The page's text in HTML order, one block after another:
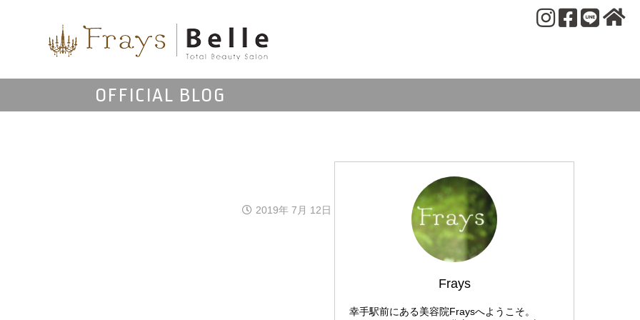
OFFICIAL BLOG
2019年 7月 12日
Frays
幸手駅前にある美容院Fraysへようこそ。